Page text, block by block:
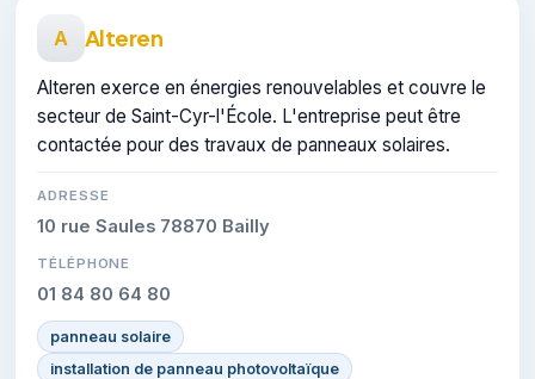
A Alteren
Alteren exerce en énergies renouvelables et couvre le
secteur de Saint-Cyr-l'École. L'entreprise peut être
contactée pour des travaux de panneaux solaires.
ADRESSE
10 rue Saules 78870 Bailly
TÉLÉPHONE
01 84 80 64 80
panneau solaire
installation de panneau photovoltaïque